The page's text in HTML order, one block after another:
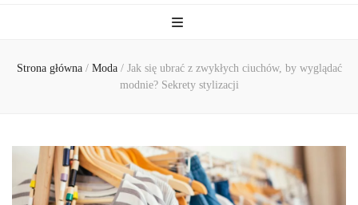
Strona główna / Moda / Jak się ubrać z zwykłych ciuchów, by wyglądać
modnie? Sekrety stylizacji